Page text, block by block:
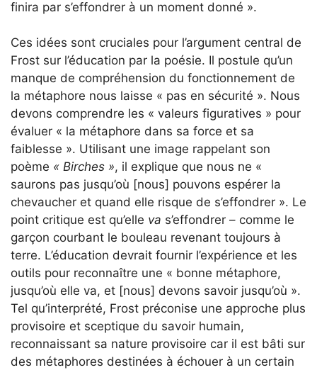
finira par s’effondrer à un moment donné ».
Ces idées sont cruciales pour l’argument central de
Frost sur l’éducation par la poésie. Il postule qu’un
manque de compréhension du fonctionnement de
la métaphore nous laisse « pas en sécurité ». Nous
devons comprendre les « valeurs figuratives » pour
évaluer « la métaphore dans sa force et sa
faiblesse ». Utilisant une image rappelant son
poème « Birches », il explique que nous ne «
saurons pas jusqu’où [nous] pouvons espérer la
chevaucher et quand elle risque de s’effondrer ». Le
point critique est qu’elle va s’effondrer – comme le
garçon courbant le bouleau revenant toujours à
terre. L’éducation devrait fournir l’expérience et les
outils pour reconnaître une « bonne métaphore,
jusqu’où elle va, et [nous] devons savoir jusqu’où ».
Tel qu’interprété, Frost préconise une approche plus
provisoire et sceptique du savoir humain,
reconnaissant sa nature provisoire car il est bâti sur
des métaphores destinées à échouer à un certain